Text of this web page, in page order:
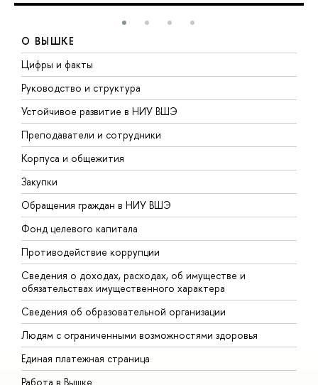
О ВЫШКЕ
Цифры и факты
Руководство и структура
Устойчивое развитие в НИУ ВШЭ
Преподаватели и сотрудники
Корпуса и общежития
Закупки
Обращения граждан в НИУ ВШЭ
Фонд целевого капитала
Противодействие коррупции
Сведения о доходах, расходах, об имуществе и
обязательствах имущественного характера
Сведения об образовательной организации
Людям с ограниченными возможностями здоровья
Единая платежная страница
Работа в Вышке